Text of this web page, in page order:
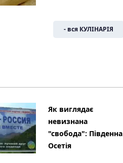
- вся КУЛІНАРІЯ
Як виглядає
невизнана
"свобода": Південна
Осетія